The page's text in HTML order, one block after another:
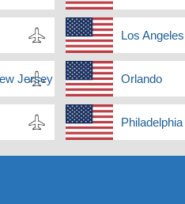
Los
Jersey Orlando